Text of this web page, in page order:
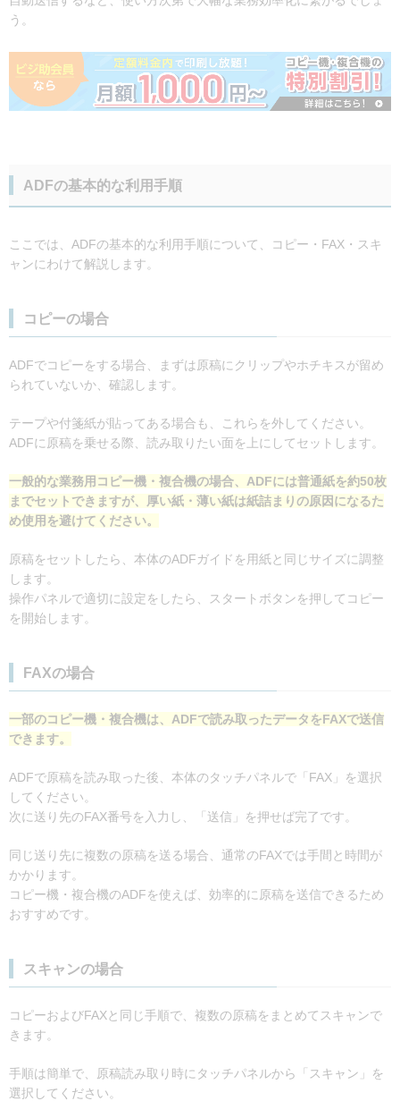
う。
ADFの基本的な利用手順
ここでは、ADFの基本的な利用手順について、コピー・FAX・スキ
ャンにわけて解説します。
コピーの場合
ADFでコピーをする場合、まずは原稿にクリップやホチキスが留め
られていないか、確認します。
テープや付箋紙が貼ってある場合も、これらを外してください。
ADFに原稿を乗せる際、読み取りたい面を上にしてセットします。
一般的な業務用コピー機・複合機の場合、ADFには普通紙を約50枚
までセットできますが、厚い紙・薄い紙は紙詰まりの原因になるた
め使用を避けてください。
原稿をセットしたら、本体のADFガイドを用紙と同じサイズに調整
します。
操作パネルで適切に設定をしたら、スタートボタンを押してコピー
を開始します。
FAXの場合
一部のコピー機・複合機は、ADFで読み取ったデータをFAXで送信
できます。
ADFで原稿を読み取った後、本体のタッチパネルで「FAX」を選択
してください。
次に送り先のFAX番号を入力し、「送信」を押せば完了です。
同じ送り先に複数の原稿を送る場合、通常のFAXでは手間と時間が
かかります。
コピー機・複合機のADFを使えば、効率的に原稿を送信できるため
おすすめです。
スキャンの場合
コピーおよびFAXと同じ手順で、複数の原稿をまとめてスキャンで
きます。
手順は簡単で、原稿読み取り時にタッチパネルから「スキャン」を
選択してください。